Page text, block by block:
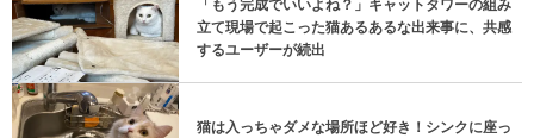
「もう完成でいいよね？」キャットタワーの組み
立て現場で起こった猫あるあるな出来事に、共感
するユーザーが続出
猫は入っちゃダメな場所ほど好き！シンクに座っ